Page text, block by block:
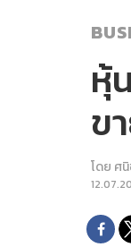
หุ้
ข
โดย ศ